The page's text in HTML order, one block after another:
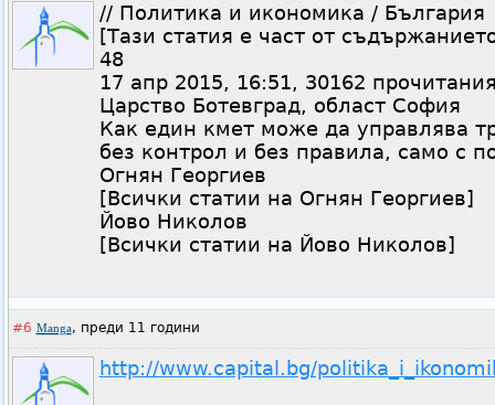
// Политика и икономика / България
[Тази статия е част от
48
17 апр 2015, 16:51, 30162
Царство Ботевград, област София
Как един кмет може да управлява
без контрол и без правила, само с
Огнян Георгиев
[Всички статии на Огнян Георгиев]
Йово Николов
[Всички статии на Йово Николов]
#6 Manga, преди 11 години
http://www.capital.bg/